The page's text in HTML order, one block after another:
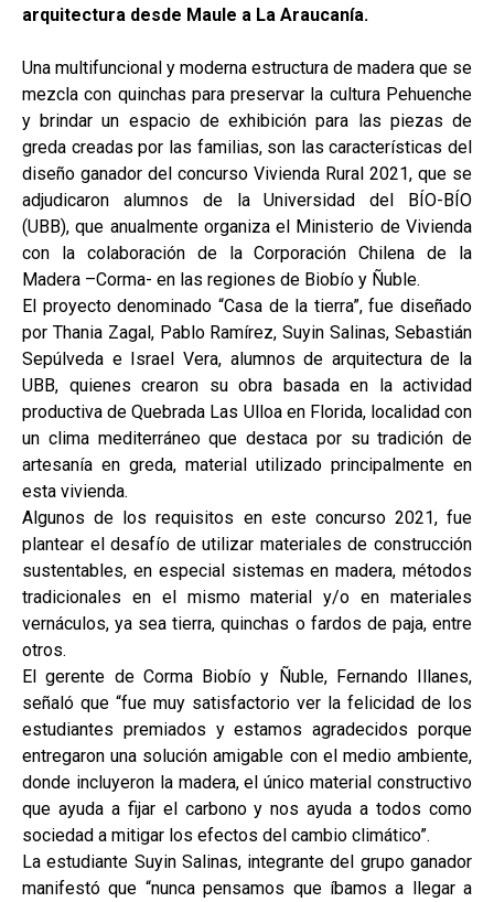
arquitectura desde Maule a La Araucanía.
Una multifuncional y moderna estructura de madera que se
mezcla con quinchas para preservar la cultura Pehuenche
y brindar un espacio de exhibición para las piezas de
greda creadas por las familias, son las características del
diseño ganador del concurso Vivienda Rural 2021, que se
adjudicaron alumnos de la Universidad del BÍO-BÍO
(UBB), que anualmente organiza el Ministerio de Vivienda
con la colaboración de la Corporación Chilena de la
Madera –Corma- en las regiones de Biobío y Ñuble.
El proyecto denominado “Casa de la tierra”, fue diseñado
por Thania Zagal, Pablo Ramírez, Suyin Salinas, Sebastián
Sepúlveda e Israel Vera, alumnos de arquitectura de la
UBB, quienes crearon su obra basada en la actividad
productiva de Quebrada Las Ulloa en Florida, localidad con
un clima mediterráneo que destaca por su tradición de
artesanía en greda, material utilizado principalmente en
esta vivienda.
Algunos de los requisitos en este concurso 2021, fue
plantear el desafío de utilizar materiales de construcción
sustentables, en especial sistemas en madera, métodos
tradicionales en el mismo material y/o en materiales
vernáculos, ya sea tierra, quinchas o fardos de paja, entre
otros.
El gerente de Corma Biobío y Ñuble, Fernando Illanes,
señaló que “fue muy satisfactorio ver la felicidad de los
estudiantes premiados y estamos agradecidos porque
entregaron una solución amigable con el medio ambiente,
donde incluyeron la madera, el único material constructivo
que ayuda a fijar el carbono y nos ayuda a todos como
sociedad a mitigar los efectos del cambio climático”.
La estudiante Suyin Salinas, integrante del grupo ganador
manifestó que “nunca pensamos que íbamos a llegar a